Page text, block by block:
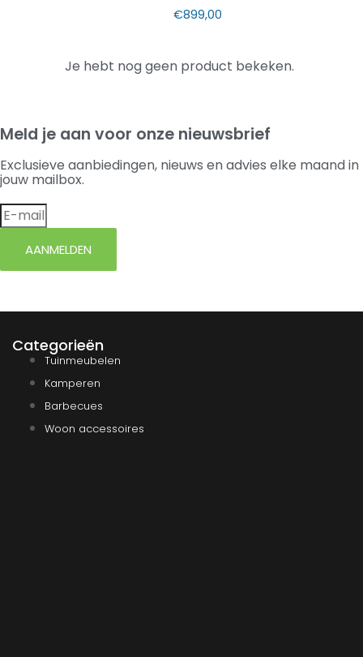
€899,00
Je hebt nog geen product bekeken.
Meld je aan voor onze nieuwsbrief
Exclusieve aanbiedingen, nieuws en advies elke maand in
jouw mailbox.
AANMELDEN
Categorieën
Tuinmeubelen
Kamperen
Barbecues
Woon accessoires